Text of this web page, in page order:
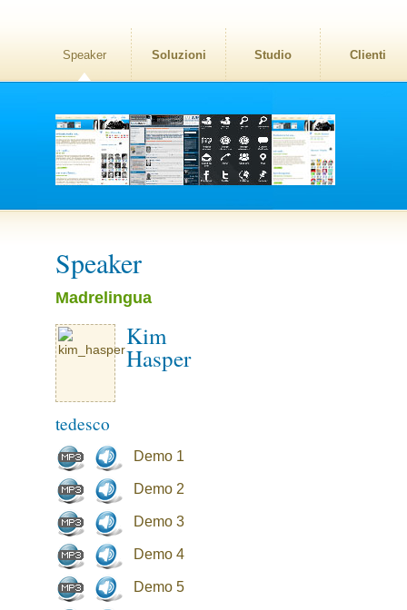
Speaker Soluzioni Studio Clienti
Speaker
Madrelingua
Kim
Hasper
tedesco
Demo 1
Demo 2
Demo 3
Demo 4
Demo 5